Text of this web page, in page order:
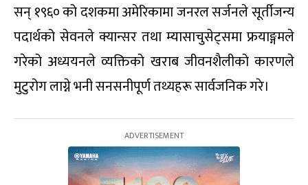
सन् १९६० को दशकमा अमेरिकामा जनरल सर्जनले सूर्तीजन्य
पदार्थको सेवनले क्यान्सर तथा म्यासाचुसेट्समा फ्रयाङ्गमले
गरेको अध्ययनले व्यक्तिको खराब जीवनशैलीको कारणले
मुटुरोग लाग्ने भनी सनसनीपूर्ण तथ्यहरू सार्वजनिक गरे।